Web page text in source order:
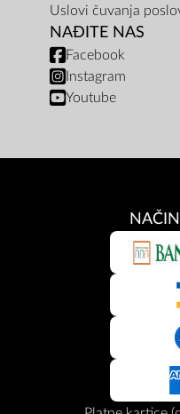
Uslovi čuvanja
NAĐITE NAS
Facebook
Instagram
Youtube